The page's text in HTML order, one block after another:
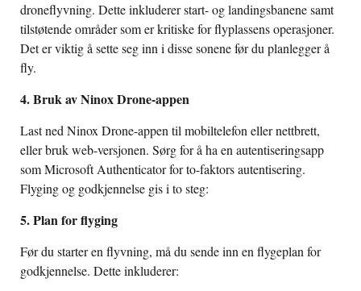
droneflyvning. Dette inkluderer start- og landingsbanene samt
tilstøtende områder som er kritiske for flyplassens operasjoner.
Det er viktig å sette seg inn i disse sonene før du planlegger å
fly.
4. Bruk av Ninox Drone-appen
Last ned Ninox Drone-appen til mobiltelefon eller nettbrett,
eller bruk web-versjonen. Sørg for å ha en autentiseringsapp
som Microsoft Authenticator for to-faktors autentisering.
Flyging og godkjennelse gis i to steg:
5. Plan for flyging
Før du starter en flyvning, må du sende inn en flygeplan for
godkjennelse. Dette inkluderer: